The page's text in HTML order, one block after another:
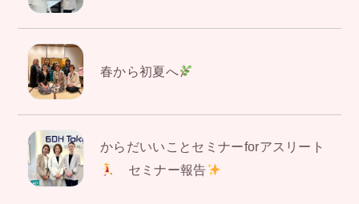
春から初夏へ
からだいいことセミナーforアスリート
セミナー報告